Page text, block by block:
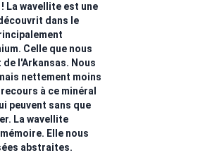
La wavellite est une
dans le
Celle que nous
l'Arkansas. Nous
nettement moins
à ce minéral
peuvent sans que
La wavellite
Elle nous
abstraites.